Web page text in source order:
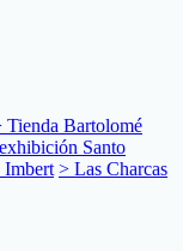
Tienda Bartolomé
Santo
Imbert > Las Charcas